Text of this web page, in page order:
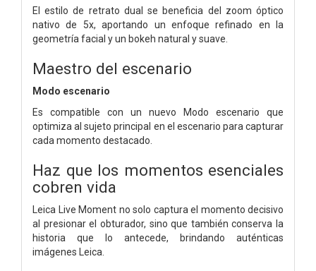
El estilo de retrato dual se beneficia del zoom óptico
nativo de 5x, aportando un enfoque refinado en la
geometría facial y un bokeh natural y suave.
Maestro del escenario
Modo escenario
Es compatible con un nuevo Modo escenario que
optimiza al sujeto principal en el escenario para capturar
cada momento destacado.
Haz que los momentos esenciales
cobren vida
Leica Live Moment no solo captura el momento decisivo
al presionar el obturador, sino que también conserva la
historia que lo antecede, brindando auténticas
imágenes Leica.